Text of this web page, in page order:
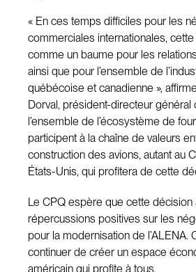
« En ces temps difficiles pour les
commerciales internationales,
comme un baume pour les
ainsi que pour l’ensemble de
québécoise et canadienne »,
Dorval, président-directeur général
l’ensemble de l’écosystème de
participent à la chaîne de valeurs
construction des avions, autant au
États-Unis, qui profitera de cette
Le CPQ espère que cette décision
répercussions positives sur les
pour la modernisation de l’ALENA.
continuer de créer un espace
américain qui profite à tous.